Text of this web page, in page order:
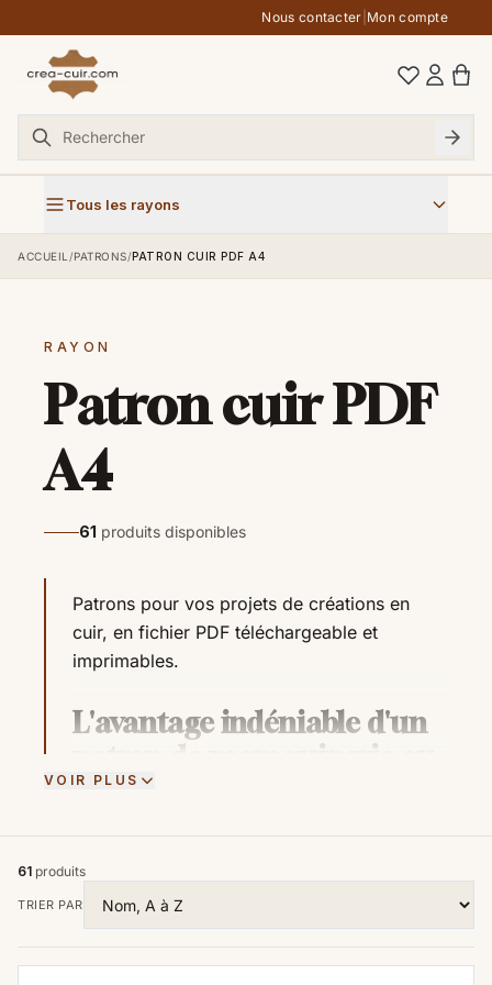
Nous contacter Mon compte
Tous les rayons
ACCUEIL /PATRONS/PATRON CUIR PDF A4
RAYON
Patron cuir PDF
A4
61 produits disponibles
Patrons pour vos projets de créations en
cuir, en fichier PDF téléchargeable et
imprimables.
L'avantage indéniable d'un
patron de maroquinerie au
format PDF
La maroquinerie est un artisanat captivant
qui allie créativité, précision et expertise.
l'utilisation de patrons au format PDF s'est
avérée être une ressource inestimable. Ces
VOIR PLUS
61 produits
TRIER PAR